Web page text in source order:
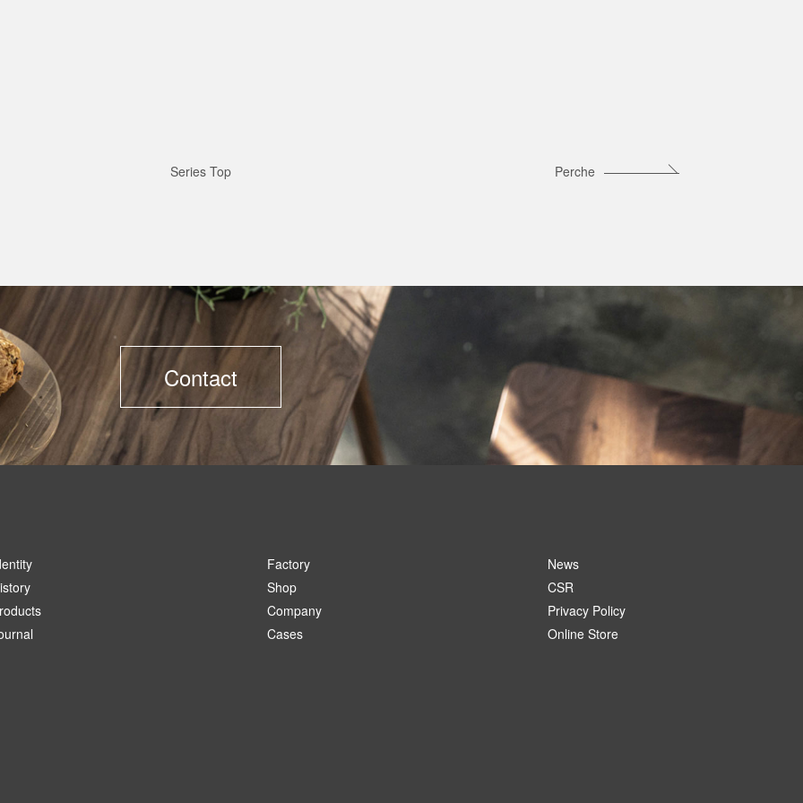
Series Top Perche
Contact
Factory
Shop
Company
Cases
News
CSR
Privacy Policy
Online Store